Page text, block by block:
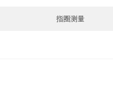
指圈测量